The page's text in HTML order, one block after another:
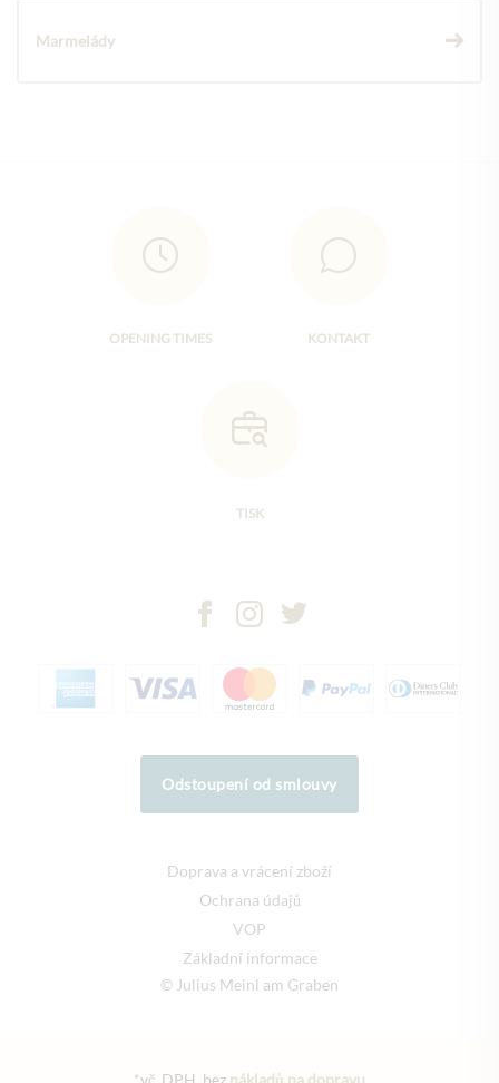
Marmelády
OPENING TIMES KONTAKT
TISK
Odstoupení od smlouvy
Doprava a vrácení zboží
Ochrana údajů
VOP
Základní informace
© Julius Meinl am Graben
*vč. DPH, bez nákladů na dopravu